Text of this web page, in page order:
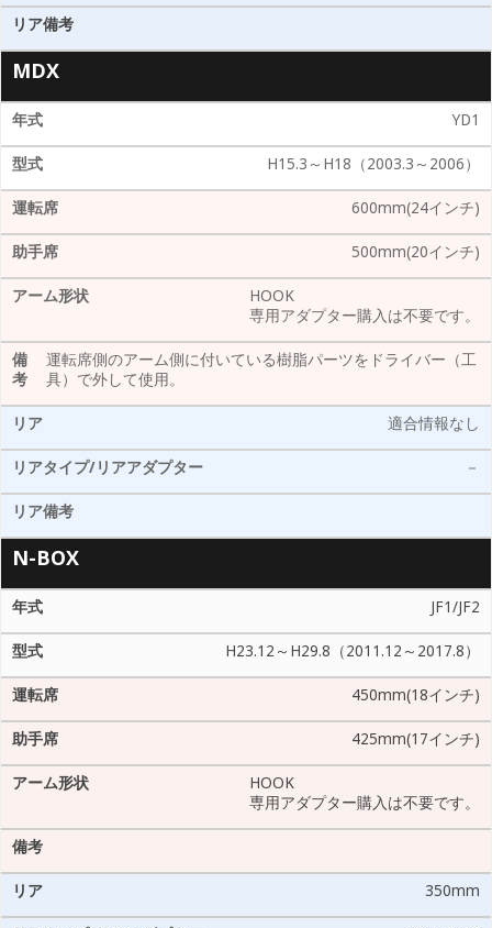
MDX
YD1
H15.3～H18（2003.3～2006）
600mm(24インチ)
500mm(20インチ)
HOOK
専用アダプター購入は不要です。
運転席側のアーム側に付いている樹脂パーツをドライバー（工
具）で外して使用。
適合情報なし
－
N-BOX
JF1/JF2
H23.12～H29.8（2011.12～2017.8）
450mm(18インチ)
425mm(17インチ)
HOOK
専用アダプター購入は不要です。
350mm